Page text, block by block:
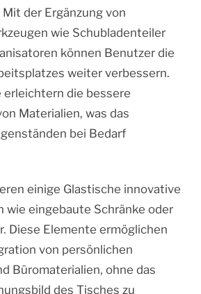
der Ergänzung von
wie Schubladenteiler
können Benutzer die
weiter verbessern.
erleichtern die bessere
Materialien, was das
bei Bedarf
einige Glastische innovative
wie eingebaute Schränke oder
Diese Elemente ermöglichen
von persönlichen
Büromaterialien, ohne das
des Tisches zu